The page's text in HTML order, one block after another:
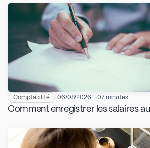
Comptabilité 06/08/2026 07 minutes
Comment enregistrer les salaires